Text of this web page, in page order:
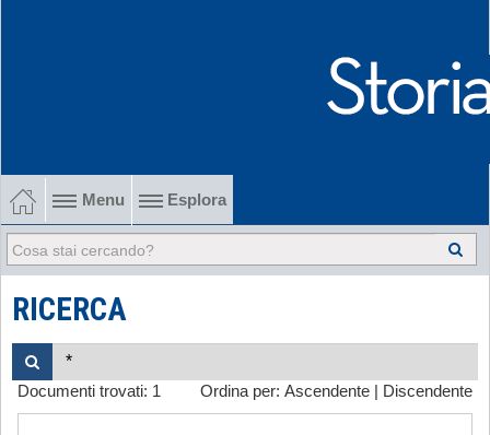
Menu Esplora
1902-1915 Gli esordi
1915-1945 Tra le due guerre
1945-1968 Dalla liberazione al '68
1968-2022 Dalla contestazione all'internazionalizzazione
RICERCA
Ordina per: Ascendente Discendente
Documenti trovati: 1